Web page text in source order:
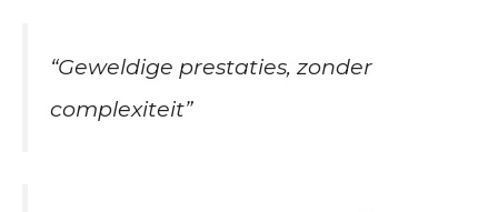
“Geweldige prestaties, zonder
complexiteit”